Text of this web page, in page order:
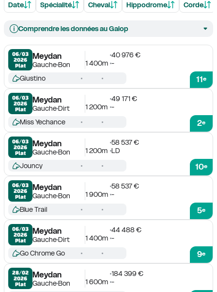
Date Spécialité Cheval Hippodrome Corde
Comprendre les données au Galop
06/03
2026
Plat
Meydan
GaucheBon
40 976 €
1 400m -
11e
Giustino
06/03
2026
Plat
Meydan
GaucheDirt
49 171 €
1 200m -
2e
Miss Yechance
06/03
2026
Plat
Meydan
GaucheBon
58 537 €
1 200m LD
10e
Jouncy
06/03
2026
Plat
Meydan
GaucheBon
58 537 €
1 900m -
5e
Blue Trail
06/03
2026
Plat
Meydan
GaucheDirt
44 488 €
1 400m -
9e
Go Chrome Go
28/02
2026
Plat
Meydan
GaucheBon
184 399 €
1 600m -